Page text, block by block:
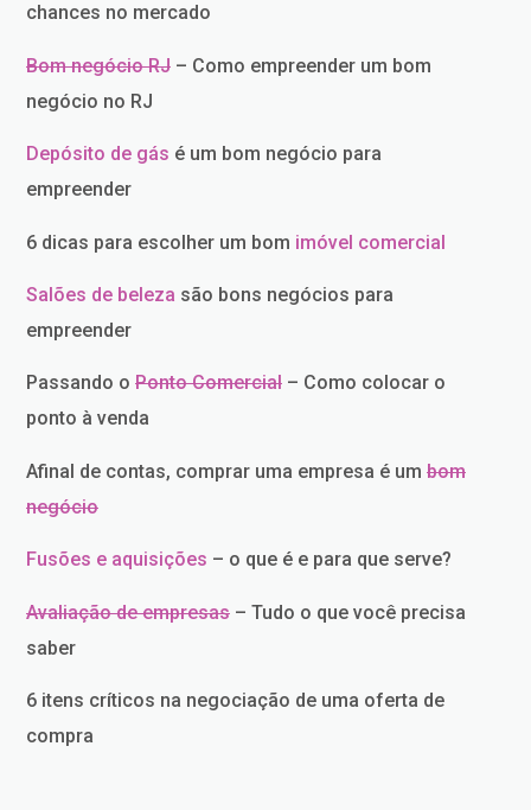
chances no mercado
Bom negócio RJ – Como empreender um bom
negócio no RJ
Depósito de gás é um bom negócio para
empreender
6 dicas para escolher um bom imóvel comercial
Salões de beleza são bons negócios para
empreender
Passando o Ponto Comercial – Como colocar o
ponto à venda
Afinal de contas, comprar uma empresa é um bom
negócio
Fusões e aquisições – o que é e para que serve?
Avaliação de empresas – Tudo o que você precisa
saber
6 itens críticos na negociação de uma oferta de
compra